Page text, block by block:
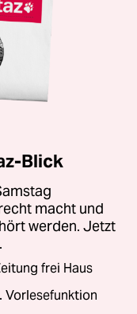
Blick
macht und
werden. Jetzt
frei Haus
Vorlesefunktion